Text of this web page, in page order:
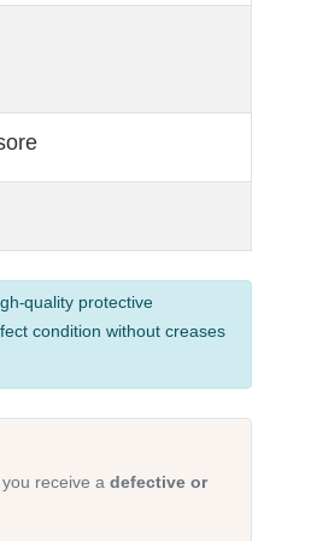
quality protective
condition without creases
receive a defective or